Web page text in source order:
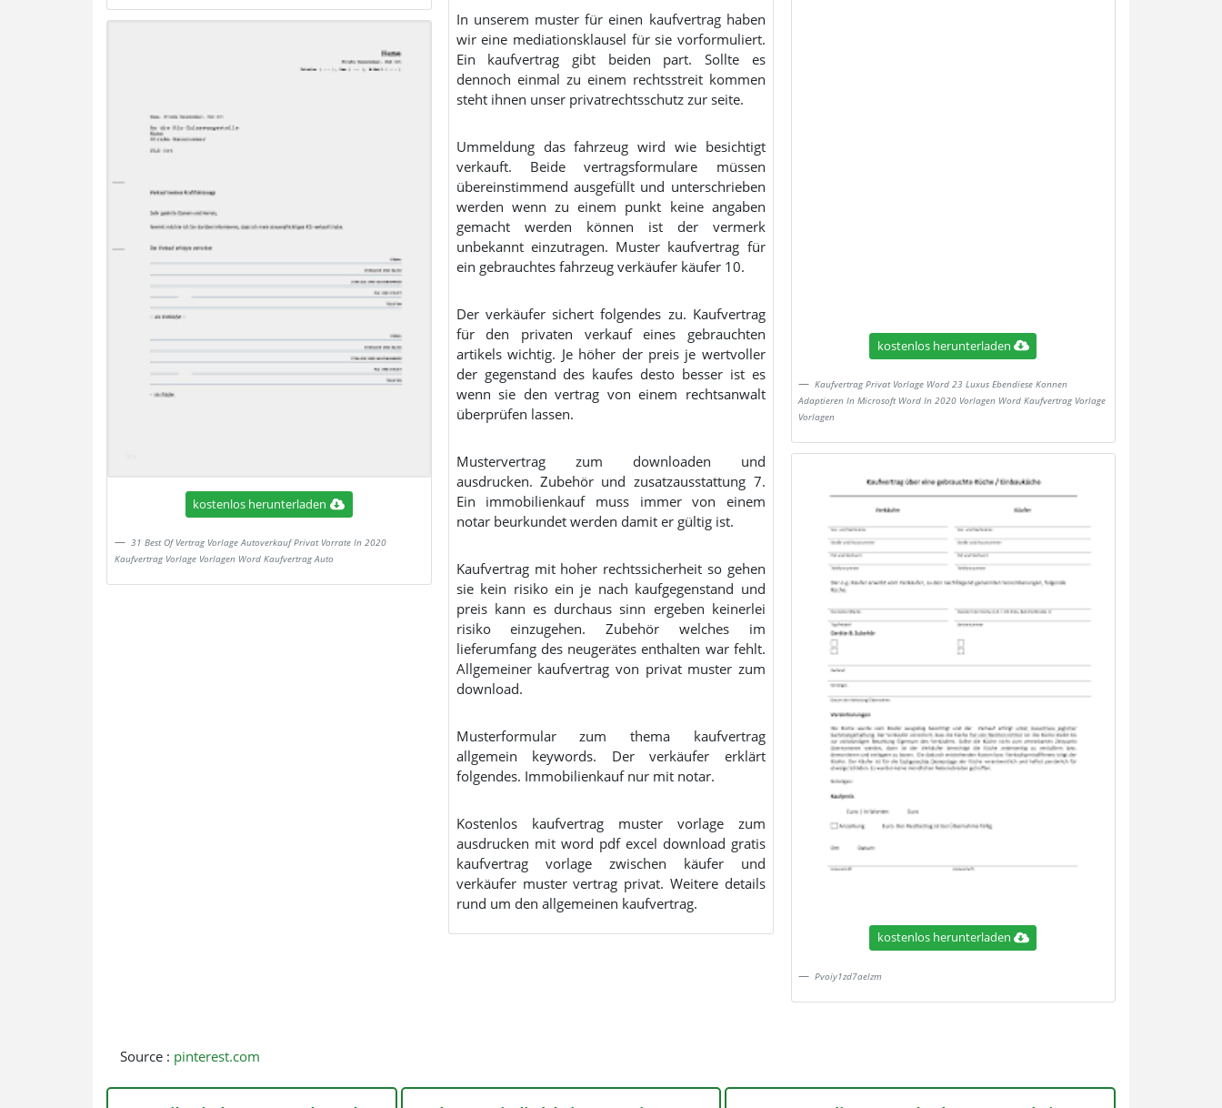
kostenlos herunterladen
31 Best Of Vertrag Vorlage Autoverkauf Privat Vorrate In 2020
Kaufvertrag Vorlage Vorlagen Word Kaufvertrag Auto
In unserem muster für einen kaufvertrag haben
wir eine mediationsklausel für sie vorformuliert.
Ein kaufvertrag gibt beiden part. Sollte es
dennoch einmal zu einem rechtsstreit kommen
steht ihnen unser privatrechtsschutz zur seite.
Ummeldung das fahrzeug wird wie besichtigt
verkauft. Beide vertragsformulare müssen
übereinstimmend ausgefüllt und unterschrieben
werden wenn zu einem punkt keine angaben
gemacht werden können ist der vermerk
unbekannt einzutragen. Muster kaufvertrag für
ein gebrauchtes fahrzeug verkäufer käufer 10.
Der verkäufer sichert folgendes zu. Kaufvertrag
für den privaten verkauf eines gebrauchten
artikels wichtig. Je höher der preis je wertvoller
der gegenstand des kaufes desto besser ist es
wenn sie den vertrag von einem rechtsanwalt
überprüfen lassen.
Mustervertrag zum downloaden und
ausdrucken. Zubehör und zusatzausstattung 7.
Ein immobilienkauf muss immer von einem
notar beurkundet werden damit er gültig ist.
Kaufvertrag mit hoher rechtssicherheit so gehen
sie kein risiko ein je nach kaufgegenstand und
preis kann es durchaus sinn ergeben keinerlei
risiko einzugehen. Zubehör welches im
lieferumfang des neugerätes enthalten war fehlt.
Allgemeiner kaufvertrag von privat muster zum
download.
Musterformular zum thema kaufvertrag
allgemein keywords. Der verkäufer erklärt
folgendes. Immobilienkauf nur mit notar.
Kostenlos kaufvertrag muster vorlage zum
ausdrucken mit word pdf excel download gratis
kaufvertrag vorlage zwischen käufer und
verkäufer muster vertrag privat. Weitere details
rund um den allgemeinen kaufvertrag.
kostenlos herunterladen
Kaufvertrag Privat Vorlage Word 23 Luxus Ebendiese Konnen
Adaptieren In Microsoft Word In 2020 Vorlagen Word Kaufvertrag Vorlage
Vorlagen
kostenlos herunterladen
Pvoiy1zd7aelzm
Source : pinterest.com